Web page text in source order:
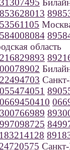
область